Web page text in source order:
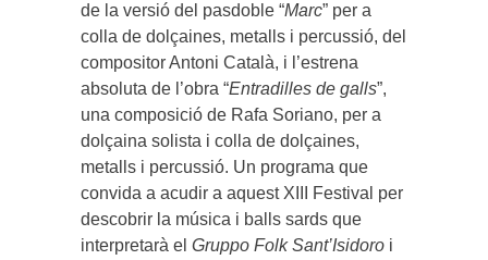
de la versió del pasdoble “Marc” per a
colla de dolçaines, metalls i percussió, del
compositor Antoni Català, i l’estrena
absoluta de l’obra “Entradilles de galls”,
una composició de Rafa Soriano, per a
dolçaina solista i colla de dolçaines,
metalls i percussió. Un programa que
convida a acudir a aquest XIII Festival per
descobrir la música i balls sards que
interpretarà el Gruppo Folk Sant’Isidoro i